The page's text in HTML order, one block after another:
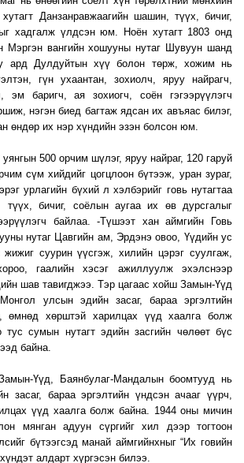
Данзанравжаагийн шашин, түүх, бичиг,
хадгалж үлдсэн юм. Ноён хутагт 1803 онд
Мэргэн вангийн хошууны нутаг Шувуун шанд
ард Дулдуйтын хүү болон төрж, хожим нь
гүн ухаантан, зохиолч, яруу найрагч,
эм баригч, ая зохиогч, соён гэгээрүүлэгч
нэгэн биед багтаж ядсан их авъяас билэг,
өндөр их нэр хүндийн эзэн болсон юм.
500 орчим шүлэг, яруу найраг, 120 гаруй
сүм хийдийг цогцлоон бүтээж, уран зураг,
урлагийн бүхий л хэлбэрийг говь нутагтаа
түүх, бичиг, соёлын аугаа их өв дурсгалыг
байлаа. -Түшээт хан аймгийн Говь
нутаг Цавгийн ам, Эрдэнэ овоо, Үүдийн ус
суурин үүсгэж, хилийн цэрэг суулгаж,
гаалийн хэсэг ажиллуулж эхэлснээр
шав тавигджээ. Тэр цагаас хойш Замын-Үүд
улсын эдийн засаг, бараа эргэлтийн
өмнөд хөрштэй харилцах үүд хаалга болж
тус сумын нутагт эдийн засгийн чөлөөт бүс
байна.
Баянбулаг-Мандалын боомтууд нь
засаг, бараа эргэлтийн үндсэн ачааг үүрч,
үүд хаалга болж байна. 1944 оны мичин
мянган адуун сүргийг хил дээр тогтоон
бүтээгсэд манай аймгийнхныг “Их говийн
алдарт хүргэсэн билээ.